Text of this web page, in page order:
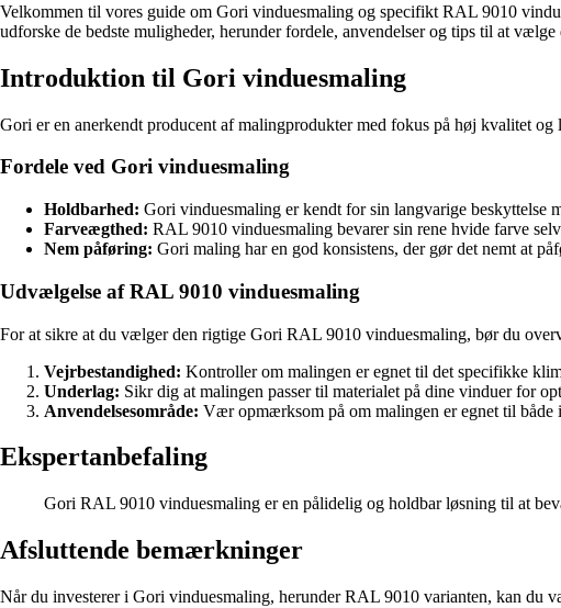
Velkommen til vores guide om Gori vinduesmaling og specifikt RAL 9010
udforske de bedste muligheder, herunder fordele, anvendelser og tips til at
Introduktion til Gori vinduesmaling
Gori er en anerkendt producent af malingprodukter med fokus på høj kvalitet
Fordele ved Gori vinduesmaling
Holdbarhed: Gori vinduesmaling er kendt for sin langvarige beskyttelse
Farveægthed: RAL 9010 vinduesmaling bevarer sin rene hvide farve
Nem påføring: Gori maling har en god konsistens, der gør det nemt at
Udvælgelse af RAL 9010 vinduesmaling
For at sikre at du vælger den rigtige Gori RAL 9010 vinduesmaling, bør du
Vejrbestandighed: Kontroller om malingen er egnet til det specifikke
Underlag: Sikr dig at malingen passer til materialet på dine vinduer for
Anvendelsesområde: Vær opmærksom på om malingen er egnet til både
Ekspertanbefaling
Gori RAL 9010 vinduesmaling er en pålidelig og holdbar løsning til at
Afsluttende bemærkninger
Når du investerer i Gori vinduesmaling, herunder RAL 9010 varianten, kan du